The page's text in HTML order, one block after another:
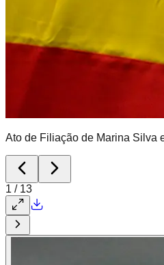
Ato de Filiação de Marina Silva
1 / 13